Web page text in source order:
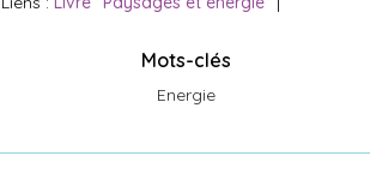
Mots-clés
Energie